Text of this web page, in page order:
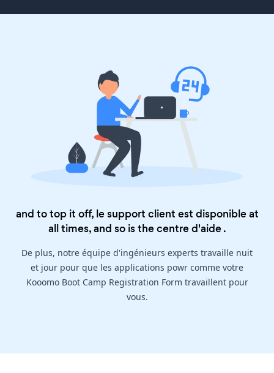
and to top it off, le support client est disponible at
all times, and so is thecentre d'aide.
De plus, notre équipe d'ingénieurs experts travaille nuit
et jour pour que les applications powr comme votre
Kooomo Boot Camp Registration Form travaillent pour
vous.